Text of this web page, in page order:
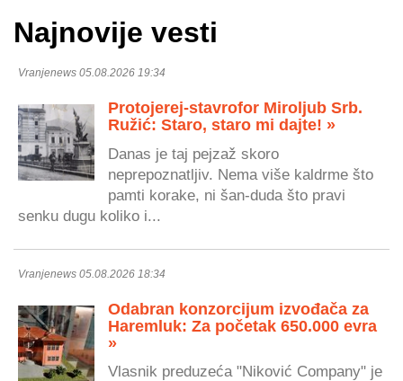
Najnovije vesti
Vranjenews 05.08.2026 19:34
Protojerej-stavrofor Miroljub Srb.
Ružić: Staro, staro mi dajte! »
Danas je taj pejzaž skoro
neprepoznatljiv. Nema više kaldrme što
pamti korake, ni šan-duda što pravi
senku dugu koliko i...
Vranjenews 05.08.2026 18:34
Odabran konzorcijum izvođača za
Haremluk: Za početak 650.000 evra
»
Vlasnik preduzeća "Niković Company" je